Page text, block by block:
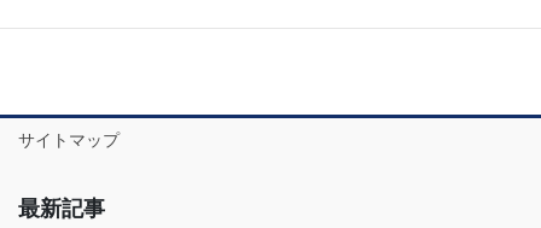
サイトマップ
最新記事